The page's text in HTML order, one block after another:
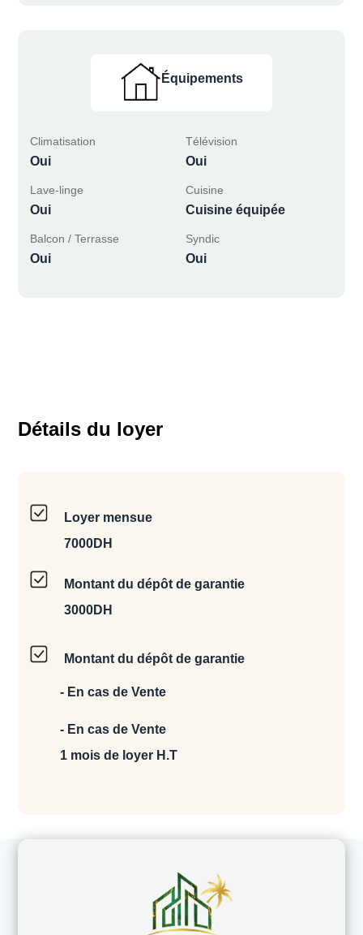
Équipements
Climatisation
Oui
Télévision
Oui
Lave-linge
Oui
Cuisine
Cuisine équipée
Balcon / Terrasse
Oui
Syndic
Oui
Détails du loyer
Loyer mensue
7000DH
Montant du dépôt de garantie
3000DH
Montant du dépôt de garantie
- En cas de Vente
- En cas de Vente
1 mois de loyer H.T